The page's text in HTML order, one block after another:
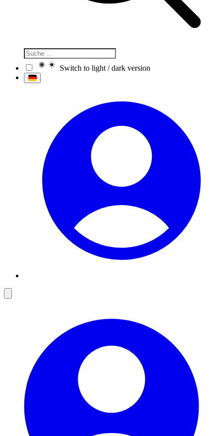
Switch to light / dark version